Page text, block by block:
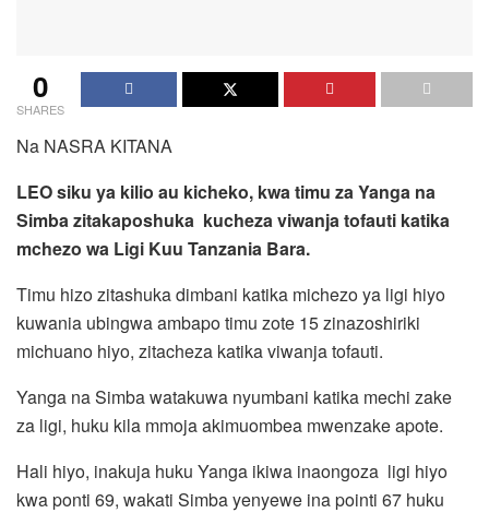
0
SHARES
Na NASRA KITANA
LEO siku ya kilio au kicheko, kwa timu za Yanga na
Simba zitakaposhuka kucheza viwanja tofauti katika
mchezo wa Ligi Kuu Tanzania Bara.
Timu hizo zitashuka dimbani katika michezo ya ligi hiyo
kuwania ubingwa ambapo timu zote 15 zinazoshiriki
michuano hiyo, zitacheza katika viwanja tofauti.
Yanga na Simba watakuwa nyumbani katika mechi zake
za ligi, huku kila mmoja akimuombea mwenzake apote.
Hali hiyo, inakuja huku Yanga ikiwa inaongoza ligi hiyo
kwa ponti 69, wakati Simba yenyewe ina pointi 67 huku